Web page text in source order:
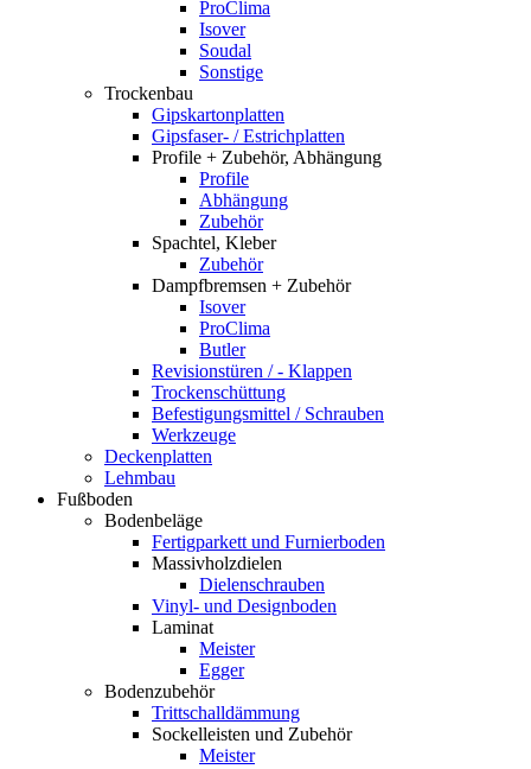
ProClima
Isover
Soudal
Sonstige
Trockenbau
Gipskartonplatten
Gipsfaser- / Estrichplatten
Profile + Zubehör, Abhängung
Profile
Abhängung
Zubehör
Spachtel, Kleber
Zubehör
Dampfbremsen + Zubehör
Isover
ProClima
Butler
Revisionstüren / - Klappen
Trockenschüttung
Befestigungsmittel / Schrauben
Werkzeuge
Deckenplatten
Lehmbau
Fußboden
Bodenbeläge
Fertigparkett und Furnierboden
Massivholzdielen
Dielenschrauben
Vinyl- und Designboden
Laminat
Meister
Egger
Bodenzubehör
Trittschalldämmung
Sockelleisten und Zubehör
Meister